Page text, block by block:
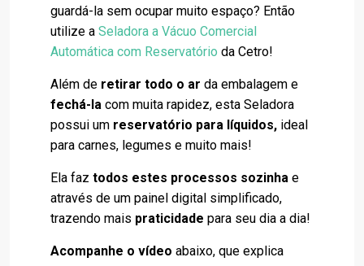
guardá-la sem ocupar muito espaço? Então
utilize a Seladora a Vácuo Comercial
Automática com Reservatório da Cetro!
Além de retirar todo o ar da embalagem e
fechá-la com muita rapidez, esta Seladora
possui um reservatório para líquidos, ideal
para carnes, legumes e muito mais!
Ela faz todos estes processos sozinha e
através de um painel digital simplificado,
trazendo mais praticidade para seu dia a dia!
Acompanhe o vídeo abaixo, que explica